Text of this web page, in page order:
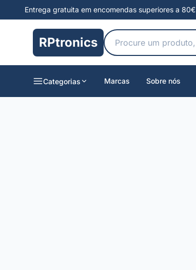
Entrega gratuita em encomendas superiores a 80€
RPtronics
Categorias Marcas Sobre nós